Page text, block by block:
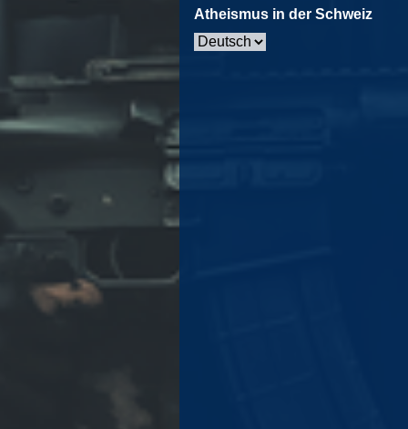
Atheismus in der Schweiz
Sprache